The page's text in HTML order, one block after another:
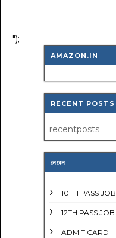
");
AMAZON.IN
RECENT POSTS
recentposts
লেবেল
10TH PASS JOB
12TH PASS JOB
ADMIT CARD